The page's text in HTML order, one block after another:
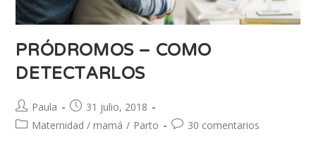
PRÓDROMOS – COMO
DETECTARLOS
Paula
31 julio, 2018
Maternidad / mamá / Parto 30 comentarios